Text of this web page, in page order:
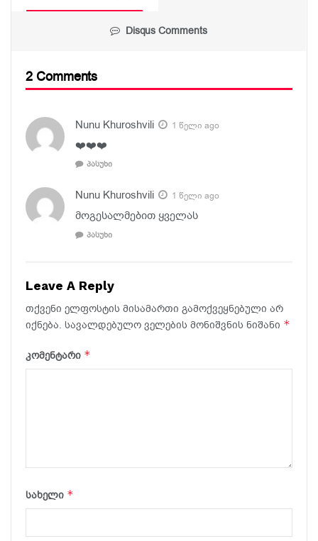
Disqus Comments
2 Comments
Nunu Khuroshvili 1 წელი ago
❤️❤️❤️
პასუხი
Nunu Khuroshvili 1 წელი ago
მოგესალმებით ყველას
პასუხი
Leave A Reply
თქვენი ელფოსტის მისამართი გამოქვეყნებული არ
იქნება. სავალდებულო ველების მონიშვნის ნიშანი *
კომენტარი *
სახელი *